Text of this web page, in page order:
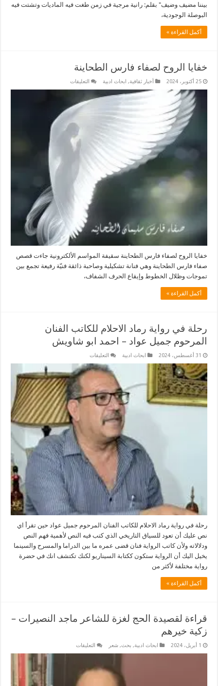
بيننا مضيف وضيف" بقلم: رانية مرجية في زمن طغت فيه الماديات وتشتت فيه
البوصلة الوجودية،
أكمل القراءة »
خفايا الروح لصفاء فارس الطحاينة
25 أكتوبر، 2024 أخبار ثقافية, ابحاث ادبية التعليقات
فارس
الطحاينة
مغلقة
خفايا الروح لصفاء فارس الطحاينة سقيفة المواسم الألكترونية جاءت قصص
صفاء فارس الطحاينة وهي فنانة تشكيلية وصاحبة ذائقة فنيّة رفيعة تجمع بين
تموجات وظلال الخطوط وإيقاع الحرف الشفاف،
أكمل القراءة »
رحلة في رواية رماد الاحلام للكاتب الفنان
المرحوم جميل عواد – احمد ابو شاويش
31 أغسطس، 2024 ابحاث ادبية التعليقات
في
رواية
الاحلام
للكاتب
الفنان
المرحوم
عواد
احمد
شاويش
مغلقة
رحلة في رواية رماد الاحلام للكاتب الفنان المرحوم جميل عواد حين تقرأ اي
نص عليك أن تعود للسياق التاريخي الذي كتب فيه النص لأهمية فهم النص
ودلالاته ولأن كاتب الرواية فنان قضى عمره ما بين الدراما والمسرح والسينما
يخيل اليك أن الرواية ستكون ككتابة السيناريو لكنك تكتشف انك في حضرة
رواية مختلفة لأكثر من
أكمل القراءة »
قراءة لقصيدة الحج لغزة للشاعر ماجد النصيرات –
زكية خيرهم
1 أبريل، 2024 ابحاث ادبية, بحث,شعر التعليقات